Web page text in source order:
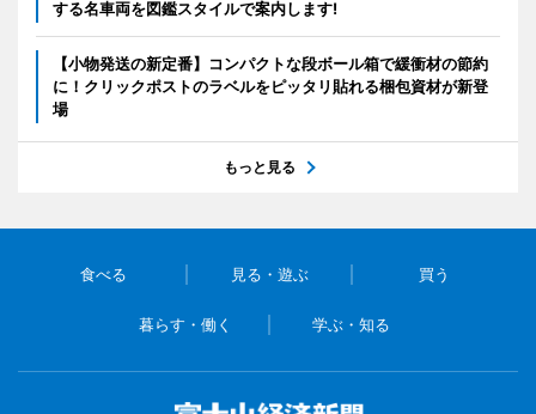
する名車両を図鑑スタイルで案内します!
【小物発送の新定番】コンパクトな段ボール箱で緩衝材の節約
に！クリックポストのラベルをピッタリ貼れる梱包資材が新登
場
もっと見る
食べる 見る・遊ぶ 買う
暮らす・働く 学ぶ・知る